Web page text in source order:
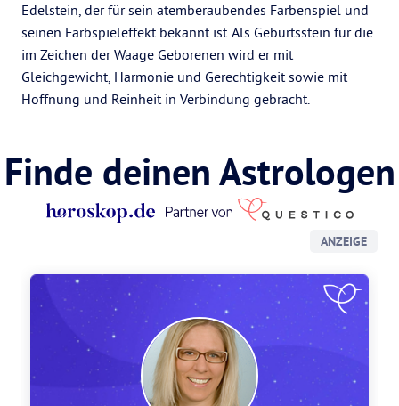
Edelstein, der für sein atemberaubendes Farbenspiel und
seinen Farbspieleffekt bekannt ist. Als Geburtsstein für die
im Zeichen der Waage Geborenen wird er mit
Gleichgewicht, Harmonie und Gerechtigkeit sowie mit
Hoffnung und Reinheit in Verbindung gebracht.
Finde deinen Astrologen
ANZEIGE